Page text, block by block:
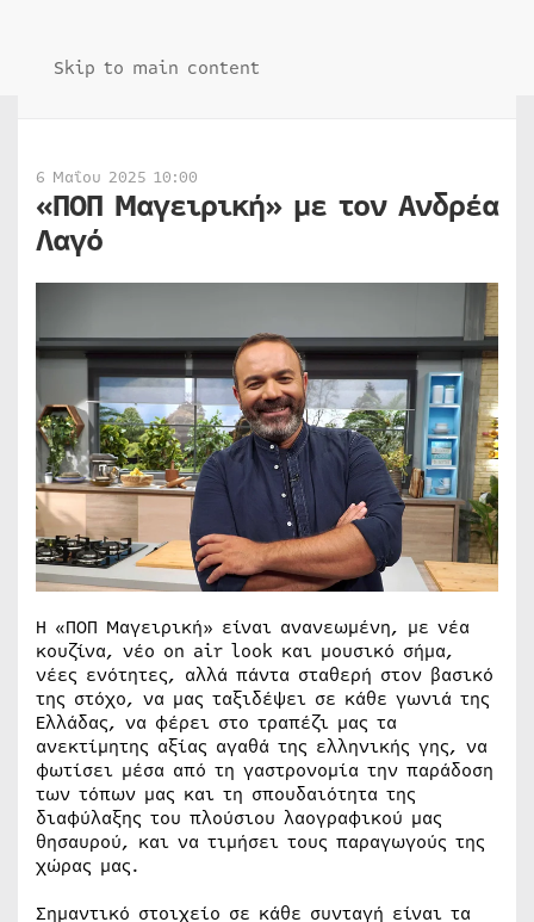
Skip to main content
6 Μαΐου 2025 10:00
«ΠΟΠ Μαγειρική» με τον Ανδρέα
Λαγό
Η «ΠΟΠ Μαγειρική» είναι ανανεωμένη, με νέα
κουζίνα, νέο on air look και μουσικό σήμα,
νέες ενότητες, αλλά πάντα σταθερή στον βασικό
της στόχο, να μας ταξιδέψει σε κάθε γωνιά της
Ελλάδας, να φέρει στο τραπέζι μας τα
ανεκτίμητης αξίας αγαθά της ελληνικής γης, να
φωτίσει μέσα από τη γαστρονομία την παράδοση
των τόπων μας και τη σπουδαιότητα της
διαφύλαξης του πλούσιου λαογραφικού μας
θησαυρού, και να τιμήσει τους παραγωγούς της
χώρας μας.
Σημαντικό στοιχείο σε κάθε συνταγή είναι τα